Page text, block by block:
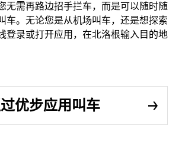
无需再路边招手拦车，而是可以随时随
车。无论您是从机场叫车，还是想探索
登录或打开应用，在北洛根输入目的地
优步应用叫车